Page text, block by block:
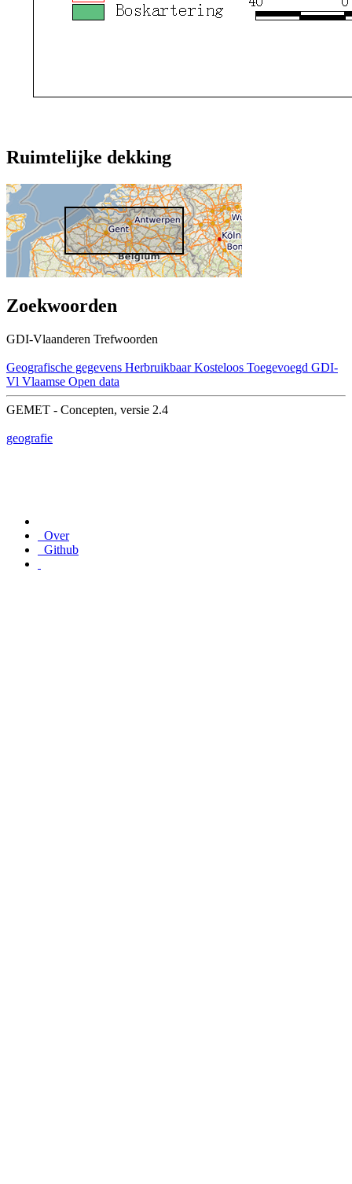
Ruimtelijke dekking
Zoekwoorden
GDI-Vlaanderen Trefwoorden
Geografische gegevens Herbruikbaar Kosteloos Toegevoegd GDI-
Vl Vlaamse Open data
GEMET - Concepten, versie 2.4
geografie
Over
Github